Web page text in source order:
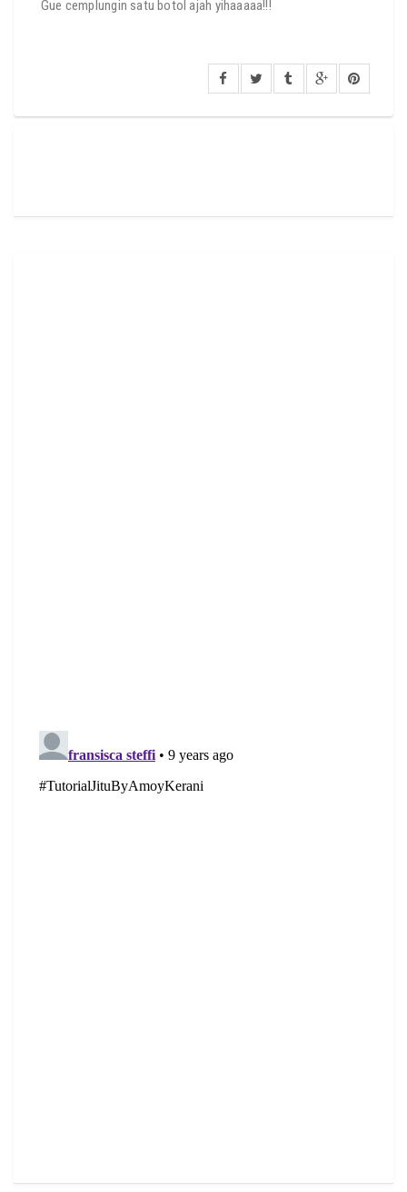
Gue cemplungin satu botol ajah yihaaaaa!!!